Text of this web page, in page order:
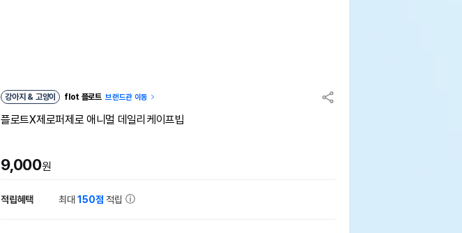
강아지 & 고양이 flot 플로트 브랜드관 이동
플로트X제로퍼제로 애니멀 데일리케이프빕
9,000원
적립혜택 최대150점 적립